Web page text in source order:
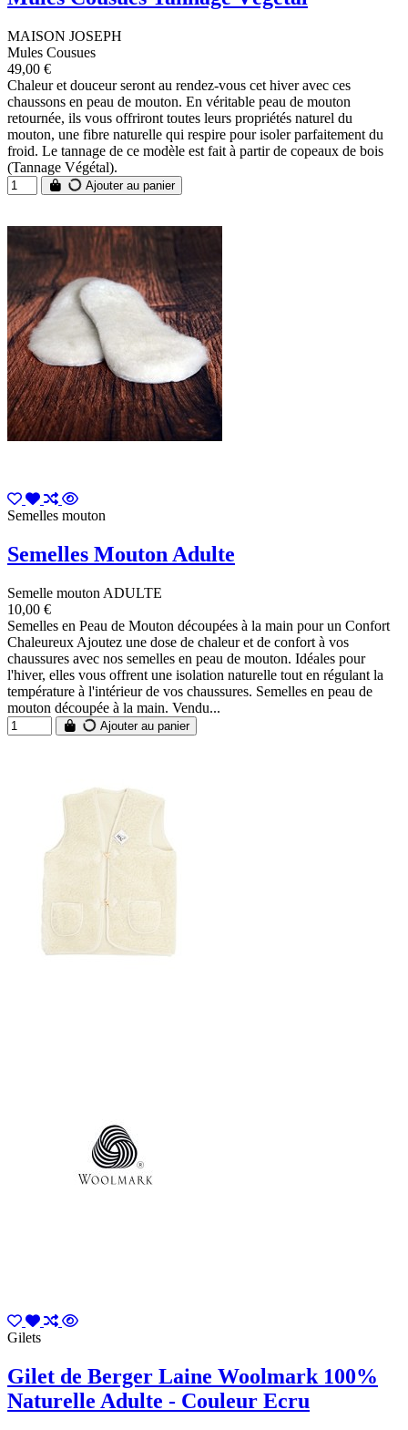
MAISON JOSEPH
Mules Cousues
49,00 €
Chaleur et douceur seront au rendez-vous cet hiver avec ces
chaussons en peau de mouton. En véritable peau de mouton
retournée, ils vous offriront toutes leurs propriétés naturel du
mouton, une fibre naturelle qui respire pour isoler parfaitement du
froid. Le tannage de ce modèle est fait à partir de copeaux de bois
(Tannage Végétal).
Ajouter au panier
Semelles mouton
Semelles Mouton Adulte
Semelle mouton ADULTE
10,00 €
Semelles en Peau de Mouton découpées à la main pour un Confort
Chaleureux Ajoutez une dose de chaleur et de confort à vos
chaussures avec nos semelles en peau de mouton. Idéales pour
l'hiver, elles vous offrent une isolation naturelle tout en régulant la
température à l'intérieur de vos chaussures. Semelles en peau de
mouton découpée à la main. Vendu...
Ajouter au panier
Gilets
Gilet de Berger Laine Woolmark 100%
Naturelle Adulte - Couleur Ecru